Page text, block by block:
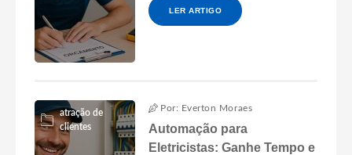
LER ARTIGO
atração de
clientes
Por: Everton Moraes
Automação para
Eletricistas: Ganhe Tempo e